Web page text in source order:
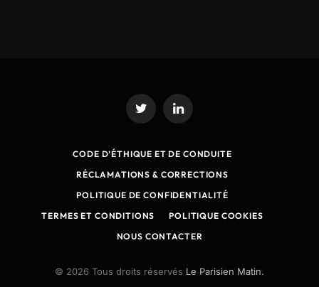
Twitter LinkedIn
CODE D’ÉTHIQUE ET DE CONDUITE
RÉCLAMATIONS & CORRECTIONS
POLITIQUE DE CONFIDENTIALITÉ
TERMES ET CONDITIONS
POLITIQUE COOKIES
NOUS CONTACTER
© 2026 Tous droits réservés Le Parisien Matin.